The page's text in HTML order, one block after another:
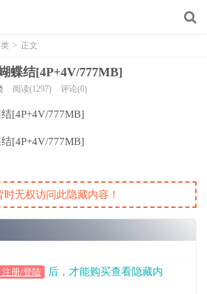
> 正文
蝶结[4P+4V/777MB]
阅读(1297) 评论(0)
[4P+4V/777MB]
[4P+4V/777MB]
时无权访问此隐藏内容！
注册/登陆
后，才能购买查看隐藏内